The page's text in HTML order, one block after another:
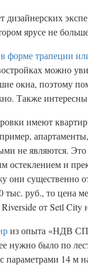
дизайнерских
ярусе не
в форме трапеции
можно
окна, поэтому
Также
имеют
апартаменты,
не являются.
остеклением и
они существенно
тыс. руб., то цена
от Setl City
из опыта «НДВ
нужно было по
параметрами 14